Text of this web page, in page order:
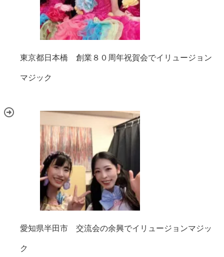
東京都日本橋 創業８０周年祝賀会でイリュージョン
マジック
愛知県半田市 交流会の余興でイリュージョンマジッ
ク